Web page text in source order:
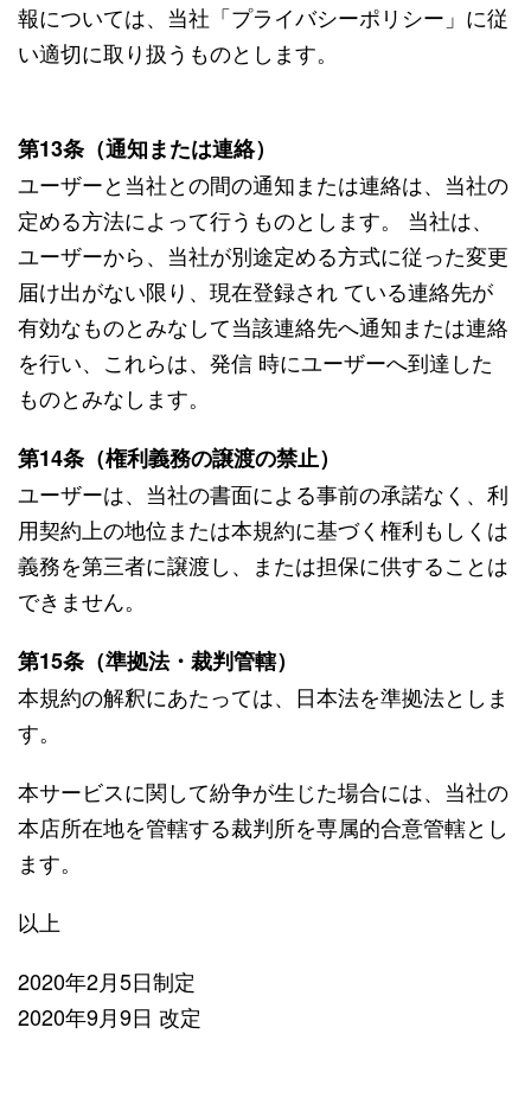
報については、当社「プライバシーポリシー」に従
い適切に取り扱うものとします。
第13条（通知または連絡）
ユーザーと当社との間の通知または連絡は、当社の
定める方法によって行うものとします。 当社は、
ユーザーから、当社が別途定める方式に従った変更
届け出がない限り、現在登録され ている連絡先が
有効なものとみなして当該連絡先へ通知または連絡
を行い、これらは、発信 時にユーザーへ到達した
ものとみなします。
第14条（権利義務の譲渡の禁止）
ユーザーは、当社の書面による事前の承諾なく、利
用契約上の地位または本規約に基づく権利もしくは
義務を第三者に譲渡し、または担保に供することは
できません。
第15条（準拠法・裁判管轄）
本規約の解釈にあたっては、日本法を準拠法としま
す。
本サービスに関して紛争が生じた場合には、当社の
本店所在地を管轄する裁判所を専属的合意管轄とし
ます。
以上
2020年2月5日制定
2020年9月9日 改定